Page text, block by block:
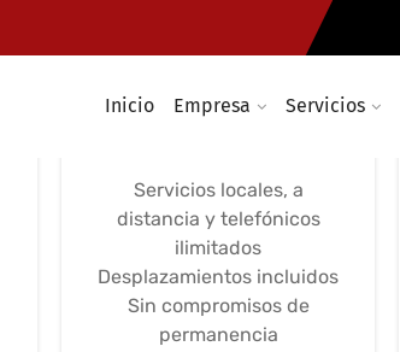
Inicio Empresa Servicios
Avença Informática
Servicios locales, a
distancia y telefónicos
ilimitados
Desplazamientos incluidos
Sin compromisos de
permanencia